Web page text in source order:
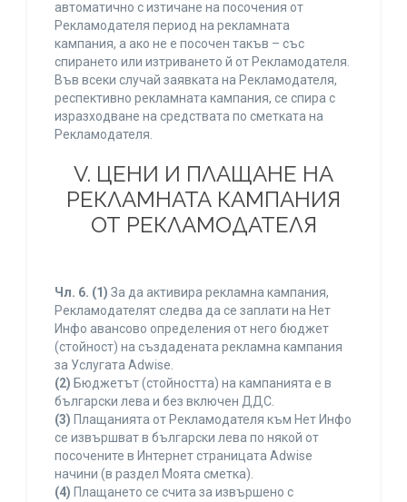
автоматично с изтичане на посочения от
Рекламодателя период на рекламната
кампания, а ако не е посочен такъв – със
спирането или изтриването й от Рекламодателя.
Във всеки случай заявката на Рекламодателя,
респективно рекламната кампания, се спира с
изразходване на средствата по сметката на
Рекламодателя.
V. ЦЕНИ И ПЛАЩАНЕ НА
РЕКЛАМНАТА КАМПАНИЯ
ОТ РЕКЛАМОДАТЕЛЯ
Чл. 6. (1) За да активира рекламна кампания,
Рекламодателят следва да се заплати на Нет
Инфо авансово определения от него бюджет
(стойност) на създадената рекламна кампания
за Услугата Adwise.
(2) Бюджетът (стойността) на кампанията е в
български лева и без включен ДДС.
(3) Плащанията от Рекламодателя към Нет Инфо
се извършват в български лева по някой от
посочените в Интернет страницата Adwise
начини (в раздел Моята сметка).
(4) Плащането се счита за извършено с